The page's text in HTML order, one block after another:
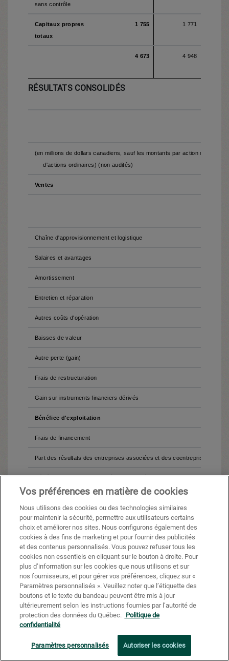
sans contrôle
Capitaux propres
totaux
1 755 1 771
4 673 4 948
RÉSULTATS CONSOLIDÉS
(en millions de dollars canadiens, sauf les montants par action ordinaire
d'actions ordinaires) (non audités)
Ventes
Chaîne d'approvisionnement et logistique
Salaires et avantages
Amortissement
Entretien et réparation
Autres coûts d'opération
Baisses de valeur
Autre perte (gain)
Frais de restructuration
Gain sur instruments financiers dérivés
Bénéfice d'exploitation
Frais de financement
Part des résultats des entreprises associées et des coentreprises
Bénéfice (perte) avant impôts sur les résultats
Charge (recouvrement) d'impôts sur les résultats
Bénéfice net (perte nette) pour la période y compris la part des
sans contrôle
Bénéfice net attribuable aux actionnaires sans contrôle
Bénéfice net (perte nette) pour la période attribuable aux
Bénéfice net (perte nette) par action ordinaire
De base
Dilué
Vos préférences en matière de cookies
Nous utilisons des cookies ou des technologies similaires
pour maintenir la sécurité, permettre aux utilisateurs certains
choix et améliorer nos sites. Nous configurons également des
cookies à des fins de marketing et pour fournir des publicités
et des contenus personnalisés. Vous pouvez refuser tous les
cookies non essentiels en cliquant sur le bouton à droite. Pour
plus d’information sur les cookies que nous utilisons et sur
nos fournisseurs, et pour gérer vos préférences, cliquez sur «
Paramètres personnalisés ». Veuillez noter que l’étiquette des
boutons et le texte du bandeau peuvent être mis à jour
ultérieurement selon les instructions fournies par l’autorité de
protection des données du Québec. Politique de
confidentialité
Paramètres personnalisés Autoriser les cookies